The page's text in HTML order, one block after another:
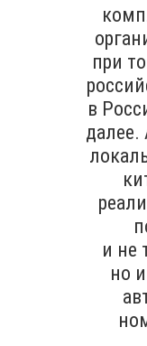
при
в
и не
но